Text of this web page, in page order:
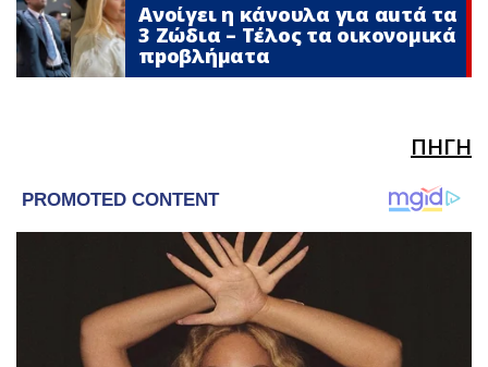
Ανοίγει η κάνουλα για αuτά τα
3 Zώδια – Τέλος τα οικονομικά
πpοβλήματα
ΠΗΓΗ